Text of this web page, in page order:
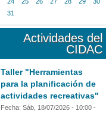
31
Actividades del
CIDAC
Taller "Herramientas
para la planificación de
actividades recreativas"
Fecha: Sáb, 18/07/2026 - 10:00-